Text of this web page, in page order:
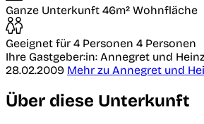
Ganze Unterkunft 46m² Wohnfläche
Geeignet für 4 Personen 4 Personen
Ihre Gastgeber:in: Annegret und
28.02.2009 Mehr zu Annegret und
Über diese Unterkunft